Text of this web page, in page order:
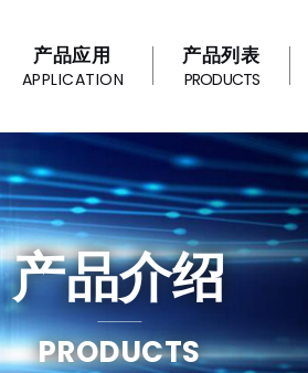
产品应用
APPLICATION
产品列表
PRODUCTS
产品介绍
PRODUCTS